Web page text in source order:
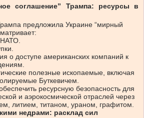
соглашение” Трампа: ресурсы в
предложила Украине “мирный
о доступе американских компаний к
полезные ископаемые, включая
Буткевичем.
ресурсную безопасность для
и аэрокосмической отраслей через
литием, титаном, ураном, графитом.
недрами: расклад сил